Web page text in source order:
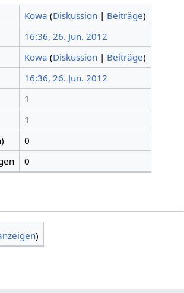
Kowa (Diskussion| Beiträge)
16:36, 26. Jun. 2012
Kowa (Diskussion| Beiträge)
16:36, 26. Jun. 2012
1
1
0
0
)